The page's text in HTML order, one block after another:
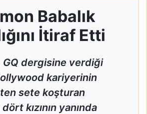
Babalık
İtiraf Etti
GQ dergisine verdiği
kariyerinin
sete koşturan
kızının yanında